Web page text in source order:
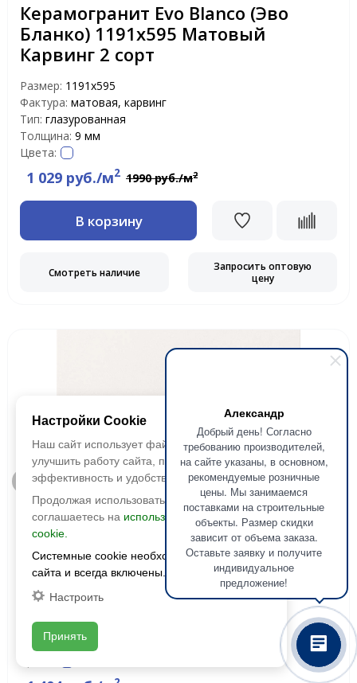
Александр
Добрый день! Согласно
требованию производителей,
на сайте указаны, в основном,
рекомендуемые розничные
цены. Мы занимаемся
поставками на строительные
объекты. Размер скидки
зависит от объема заказа.
Оставьте заявку и получите
индивидуальное
предложение!
Керамогранит Evo Blanco (Эво
Бланко) 1191x595 Матовый
Карвинг 2 сорт
Размер: 1191x595
Фактура: матовая, карвинг
Тип: глазурованная
Толщина: 9 мм
Цвета:
1 029 руб./м2 1990 руб./м2
В корзину
Смотреть наличие
Запросить оптовую
цену
Быстрый просмотр
Уральский гранит
Керамогранит UF001MR белый
600х600х10 матовый
Размер:600х600
Тип:
неглазурованная
Толщина:10 мм
Настройки Cookie
Наш сайт использует файлы cookie, чтобы
улучшить работу сайта, повысить его
эффективность и удобство.
Продолжая использовать сайт, вы
соглашаетесь на использование файлов
cookie.
Системные cookie необходимы для работы
сайта и всегда включены.
Настроить
Принять